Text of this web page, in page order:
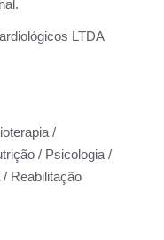
LTDA
/
/ Psicologia /
Reabilitação